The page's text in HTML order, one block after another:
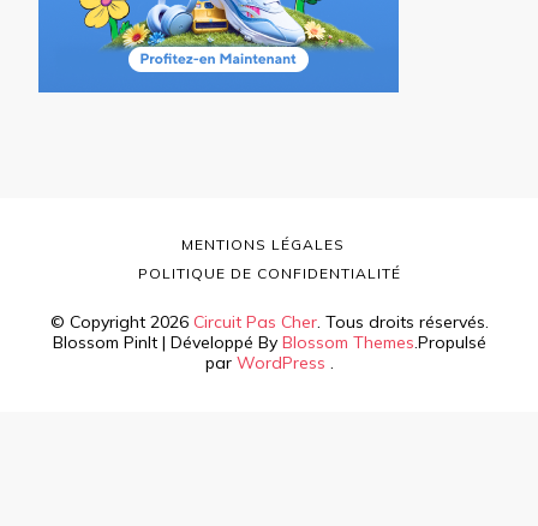
© Copyright 2026 Circuit Pas Cher. Tous droits réservés.
Blossom PinIt | Développé By Blossom Themes.Propulsé
par WordPress .
MENTIONS LÉGALES
POLITIQUE DE CONFIDENTIALITÉ